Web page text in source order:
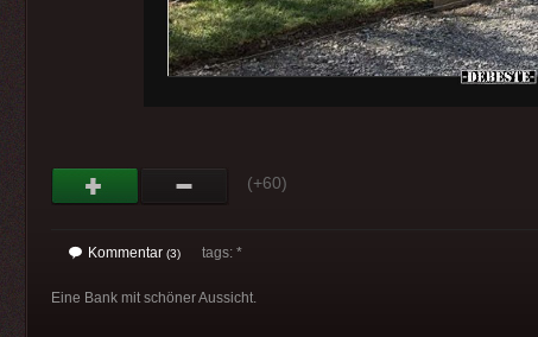
(+60)
Kommentar (3) tags: *
Eine Bank mit schöner Aussicht.